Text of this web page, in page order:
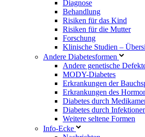
Diagnose
Behandlung
Risiken für das Kind
Risiken für die Mutter
Forschung
Klinische Studien –
Andere Diabetesformen
Andere genetische
MODY-Diabetes
Erkrankungen der
Erkrankungen des
Diabetes durch
Diabetes durch
Weitere seltene Formen
Info-Ecke